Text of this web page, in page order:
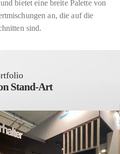
bietet eine breite Palette von
an, die auf die
sind.
Stand-Art